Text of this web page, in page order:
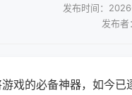
发布时间：
发布者
戏的必备神器，如今